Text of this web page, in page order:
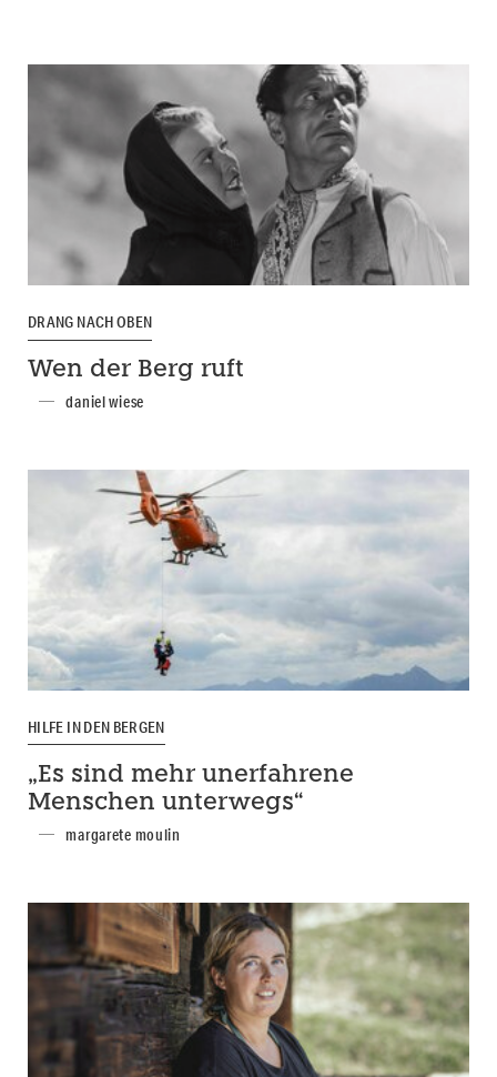
DRANG NACH OBEN
Wen der Berg ruft
daniel wiese
HILFE IN DEN BERGEN
„Es sind mehr unerfahrene
Menschen unterwegs“
margarete moulin